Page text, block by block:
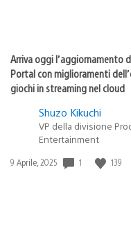
Arriva oggi l’aggiornamento
Portal con miglioramenti
giochi in streaming nel cloud
Shuzo Kikuchi
VP della divisione
Entertainment
Data
9 Aprile, 2025 1 139